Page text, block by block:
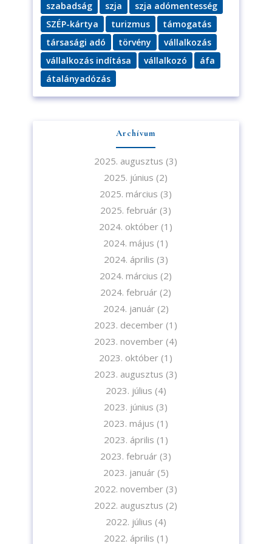
szabadság
szja
szja adómentesség
SZÉP-kártya
turizmus
támogatás
társasági adó
törvény
vállalkozás
vállalkozás indítása
vállalkozó
áfa
átalányadózás
Archívum
2025. augusztus (3)
2025. június (2)
2025. március (3)
2025. február (3)
2024. október (1)
2024. május (1)
2024. április (3)
2024. március (2)
2024. február (2)
2024. január(2)
2023. december (1)
2023. november (4)
2023. október (1)
2023. augusztus (3)
2023. július (4)
2023. június (3)
2023. május (1)
2023. április (1)
2023. február (3)
2023. január(5)
2022. november (3)
2022. augusztus (2)
2022. július (4)
2022. április (1)